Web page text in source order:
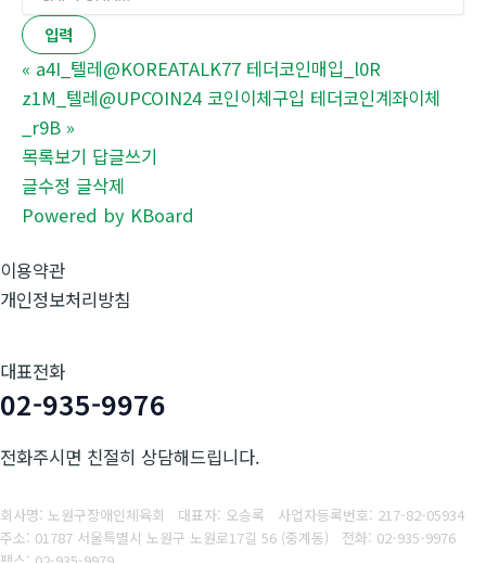
« a4I_텔레@KOREATALK77 테더코인매입_l0R
z1M_텔레@UPCOIN24 코인이체구입 테더코인계좌이체
_r9B »
목록보기 답글쓰기
글수정 글삭제
Powered by KBoard
이용약관
개인정보처리방침
대표전화
02-935-9976
전화주시면 친절히 상담해드립니다.
회사명: 노원구장애인체육회 대표자: 오승록 사업자등록번호: 217-82-05934
주소: 01787 서울특별시 노원구 노원로17길 56 (중계동) 전화: 02-935-9976